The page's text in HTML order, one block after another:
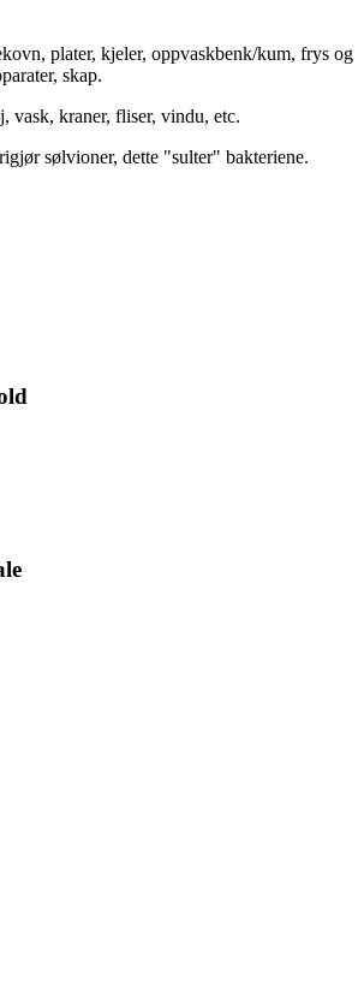
plater, kjeler, oppvaskbenk/kum, frys og
skap.
vask, kraner, fliser, vindu, etc.
sølvioner, dette "sulter" bakteriene.